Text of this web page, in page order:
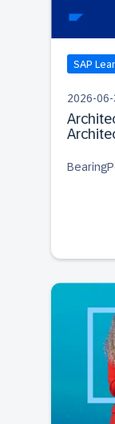
SAP
2026-